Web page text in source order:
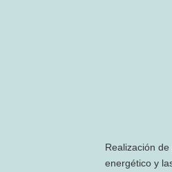
Realización
energético y